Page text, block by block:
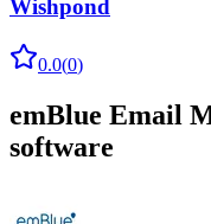
Wishpond
0.0(0)
emBlue Email
software